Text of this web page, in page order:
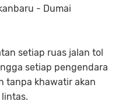
- Dumai
setiap ruas jalan tol
setiap pengendara
tanpa khawatir akan